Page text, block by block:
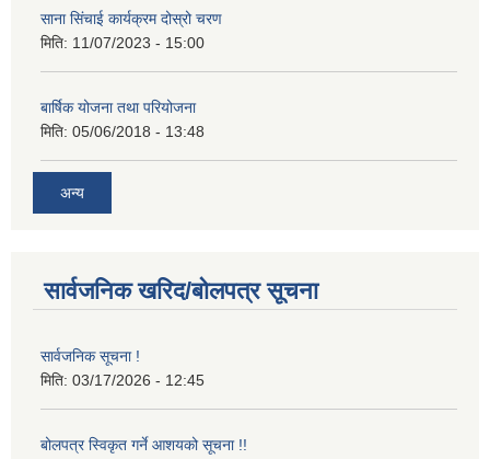
साना सिंचाई कार्यक्रम दोस्रो चरण
मिति: 11/07/2023 - 15:00
बार्षिक योजना तथा परियोजना
मिति: 05/06/2018 - 13:48
अन्य
सार्वजनिक खरिद/बोलपत्र सूचना
सार्वजनिक सूचना !
मिति: 03/17/2026 - 12:45
बोलपत्र स्विकृत गर्ने आशयको सूचना !!